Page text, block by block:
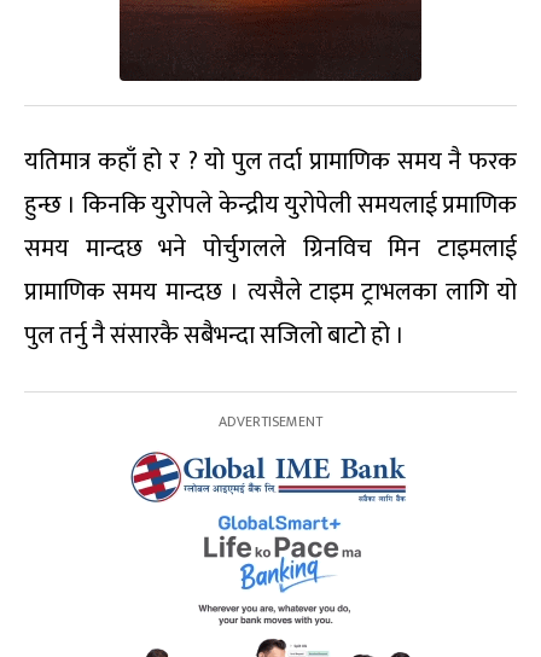
यतिमात्र कहाँ हो र ? यो पुल तर्दा प्रामाणिक समय नै फरक
हुन्छ । किनकि युरोपले केन्द्रीय युरोपेली समयलाई प्रमाणिक
समय मान्दछ भने पोर्चुगलले ग्रिनविच मिन टाइमलाई
प्रामाणिक समय मान्दछ । त्यसैले टाइम ट्राभलका लागि यो
पुल तर्नु नै संसारकै सबैभन्दा सजिलो बाटो हो ।